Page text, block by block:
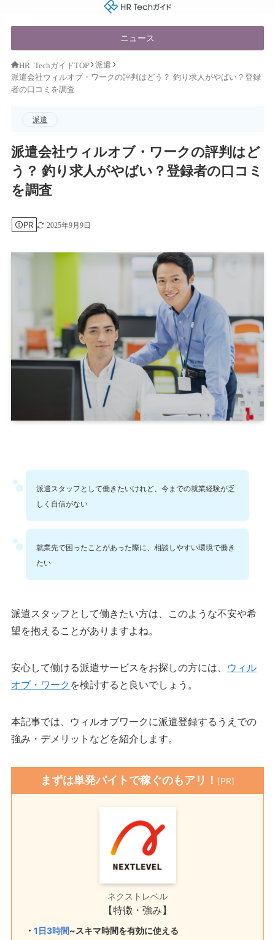
HR Techガイド
ニュース
HR TechガイドTOP
派遣
派遣会社ウィルオブ・ワークの評判はどう？ 釣り求人がやばい？登録
者の口コミを調査
派遣
派遣会社ウィルオブ・ワークの評判はど
う？ 釣り求人がやばい？登録者の口コミ
を調査
PR 2025年9月9日
派遣スタッフとして働きたいけれど、今までの就業経験が乏
しく自信がない
就業先で困ったことがあった際に、相談しやすい環境で働き
たい
派遣スタッフとして働きたい方は、このような不安や希
望を抱えることがありますよね。
安心して働ける派遣サービスをお探しの方には、
ウィル
オブ・ワーク を検討すると良いでしょう。
本記事では、ウィルオブワークに派遣登録するうえでの
強み・デメリットなどを紹介します。
まずは単発バイトで稼ぐのもアリ！ [PR]
ネクストレベル
【特徴・強み】
・1日3時間~スキマ時間を有効に使える